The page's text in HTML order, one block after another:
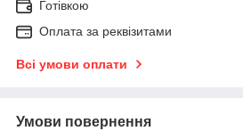
Готівкою
Оплата за реквізитами
Всі умови оплати
Умови повернення